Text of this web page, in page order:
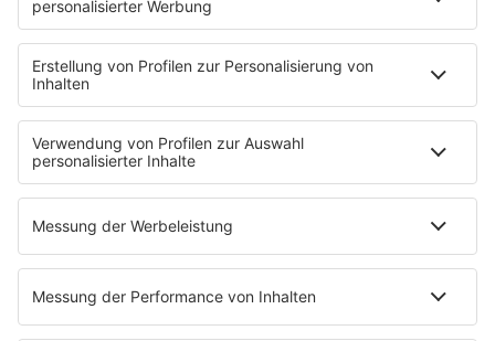
HOME
INFOS
Kontakt
Newsletter
Jobs & Praktika
Pressekontakt
Pressemeldungen